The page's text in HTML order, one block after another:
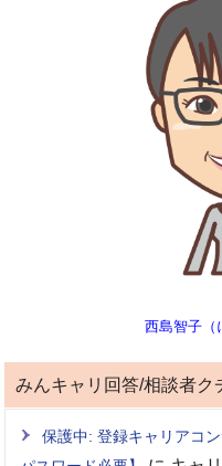
西島智子（
みんキャリ回答/相談者ク
保護中: 登録キャリアコ